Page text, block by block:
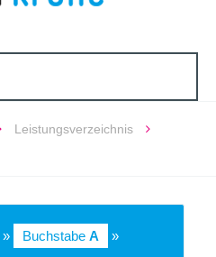
Leistungsverzeichnis
» Buchstabe A »